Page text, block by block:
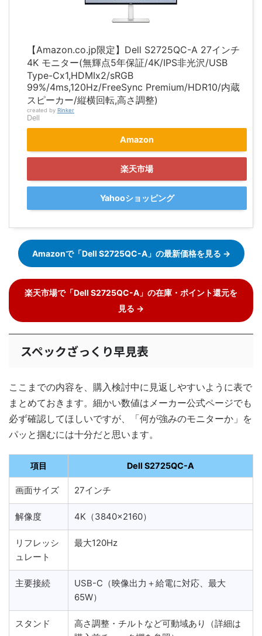
【Amazon.co.jp限定】Dell S2725QC-A 27インチ
4K モニター(無輝点5年保証/4K/IPS非光沢/USB
Type-Cx1,HDMIx2/sRGB
99%/4ms,120Hz/FreeSync Premium/HDR10/内蔵
スピーカー/縦横回転,高さ調整)
created by Rinker
Dell
Amazon
楽天市場
Yahooショッピング
Amazonで「Dell S2725QC-A」の最新価格を見る →
楽天市場で「Dell S2725QC-A」の在庫・ポイント還元を
見る →
スペックざっくり早見表
ここまでの内容を、購入検討中に見返しやすいように表で
まとめておきます。細かい数値はメーカー公式ページでも
必ず確認してほしいですが、「何が強みのモニターか」を
パッと掴むには十分だと思います。
項目 Dell S2725QC-A
画面サイズ 27インチ
解像度 4K（3840×2160）
リフレッシ
ュレート
最大120Hz
主要接続
USB-C（映像出力＋給電に対応、最大
65W）
スタンド
高さ調整・チルトなど可動域あり（詳細は